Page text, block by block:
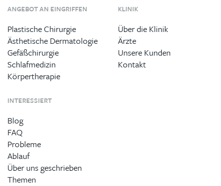
ANGEBOT AN EINGRIFFEN
Plastische Chirurgie
Ästhetische Dermatologie
Gefäßchirurgie
Schlafmedizin
Körpertherapie
KLINIK
Über die Klinik
Ärzte
Unsere Kunden
Kontakt
INTERESSIERT
Blog
FAQ
Probleme
Ablauf
Über uns geschrieben
Themen